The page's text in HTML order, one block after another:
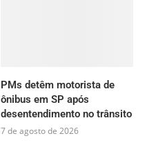
PMs detêm motorista de
ônibus em SP após
desentendimento no trânsito
7 de agosto de 2026